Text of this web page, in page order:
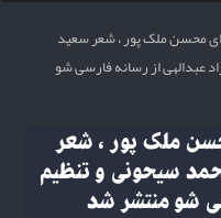
محسن ملک پور ، شعر سعید
عبدالهی از رسانه فارسی شو
ملک پور ، شعر
سیحونی و تنظیم
شو منتشر شد